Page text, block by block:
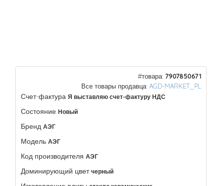
#товара: 7907850671
Все товары продавца: AGD-MARKET_PL
Счет-фактура Я выставляю счет-фактуру НДС
Состояние Новый
Бренд АЭГ
Модель АЭГ
Код производителя АЭГ
Доминирующий цвет черный